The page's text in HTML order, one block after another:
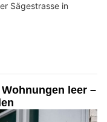
Sägestrasse in
leer –